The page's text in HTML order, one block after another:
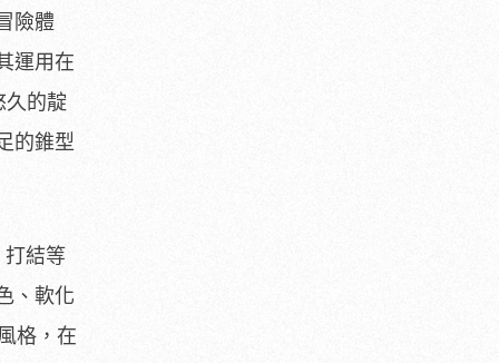
險體
運用在
久的靛
的錐型
打結等
、軟化
格，在